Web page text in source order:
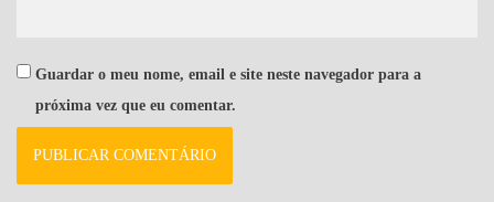
Guardar o meu nome, email e site neste navegador para a
próxima vez que eu comentar.